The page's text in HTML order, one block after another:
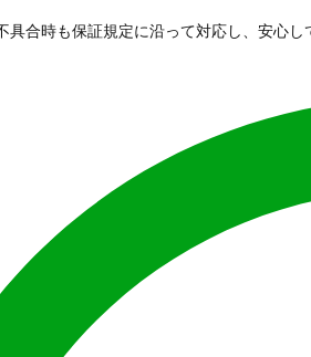
具合時も保証規定に沿って対応し、安心